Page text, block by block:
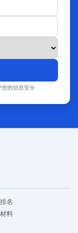
您的信息安全
名
料